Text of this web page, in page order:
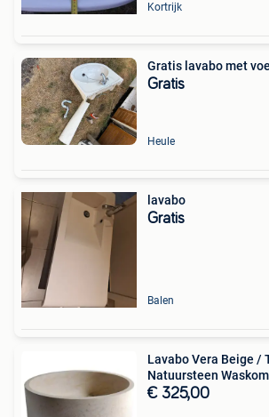
Kortrijk
Gratis lavabo met
Gratis
Heule
lavabo
Gratis
Balen
Lavabo Vera Beige /
Natuursteen
€ 325,00